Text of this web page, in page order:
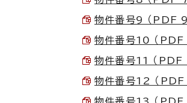
物件番号9 （PDF
物件番号10 （
物件番号11 （PDF
物件番号12 （
物件番号13 （